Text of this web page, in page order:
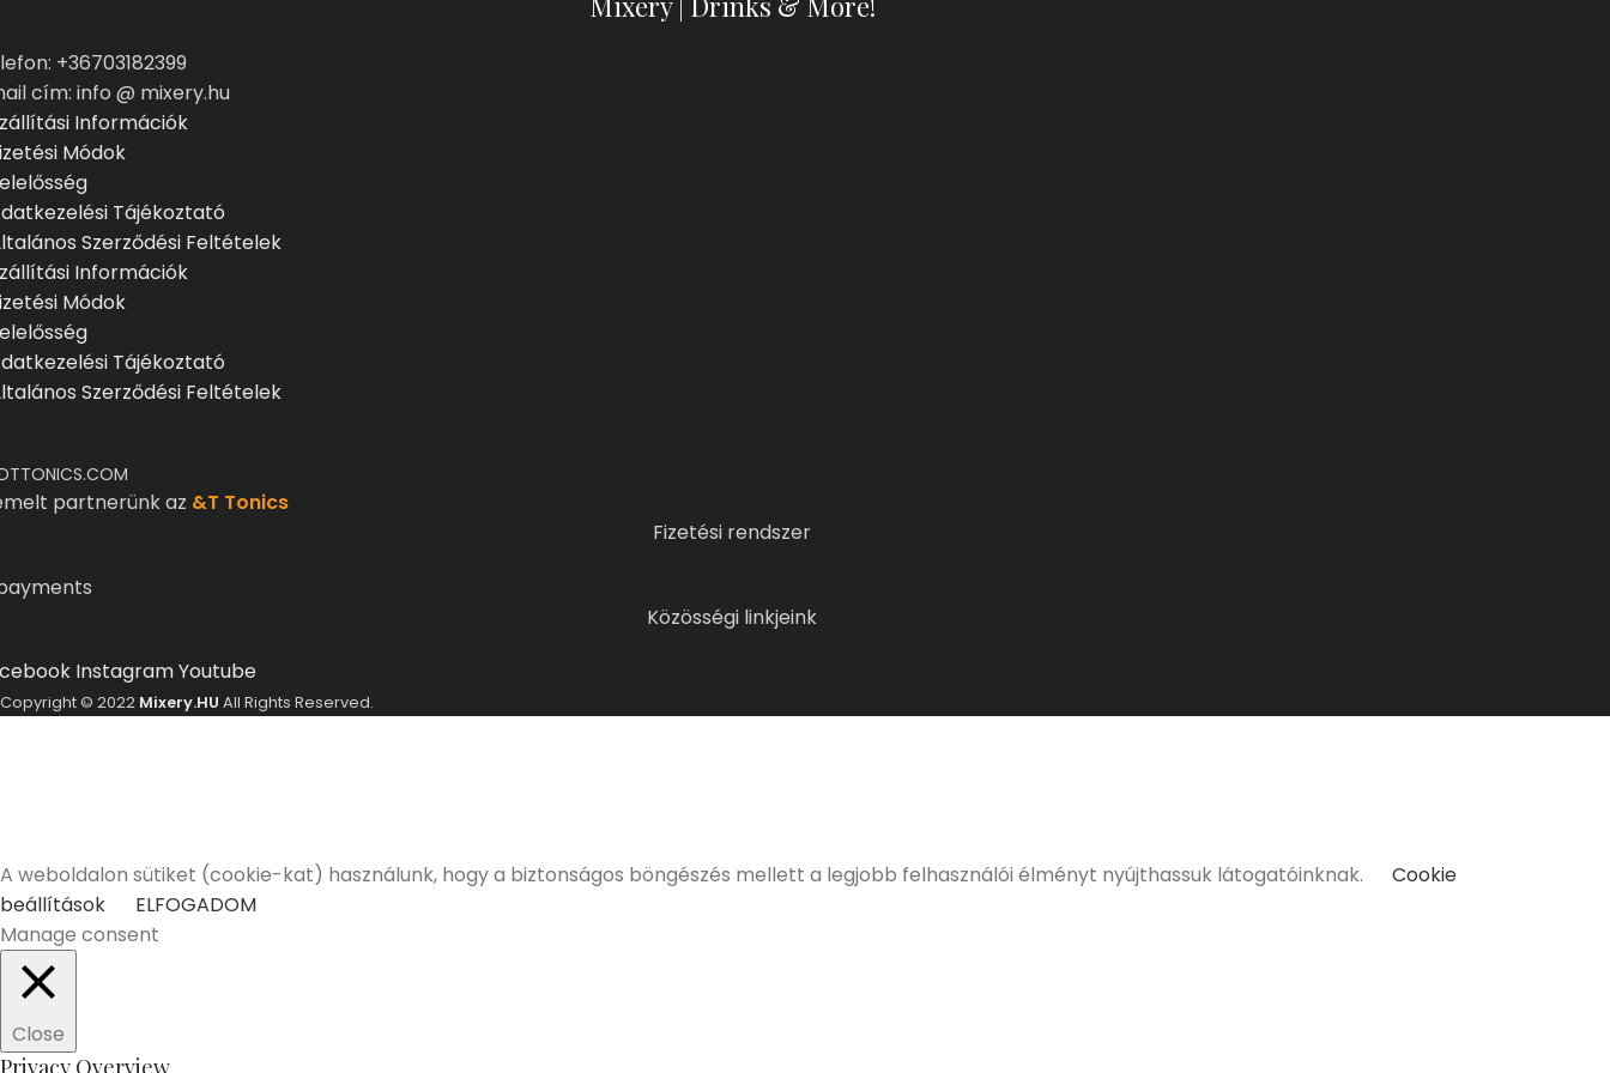
+36703182399
cím: info @ mixery.hu
Információk
Módok
Tájékoztató
Szerződési Feltételek
Információk
Módok
Tájékoztató
Szerződési Feltételek
partnerünk az &T Tonics
Fizetési rendszer
Közösségi linkjeink
InstagramYoutube
Copyright © 2022 Mixery.HU All Rights Reserved.
A weboldalon sütiket (cookie-kat) használunk, hogy a biztonságos böngészés mellett a legjobb felhasználói élményt nyújthassuk látogatóinknak.
Cookie
beállítások
ELFOGADOM
Manage consent
Close